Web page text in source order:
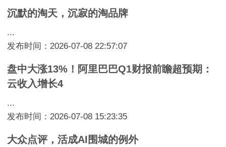
沉默的淘天，沉寂的淘品牌
...
发布时间：2026-07-08 22:57:07
盘中大涨13%！阿里巴巴Q1财报前瞻超预期：
云收入增长4
...
发布时间：2026-07-08 15:23:35
大众点评，活成AI围城的例外